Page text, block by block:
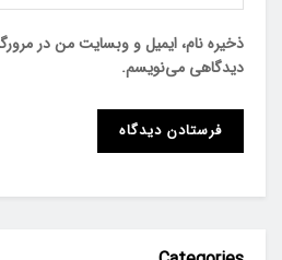
ذخیره نام، ایمیل و وبسایت من در
دیدگاهی می‌نویسم.